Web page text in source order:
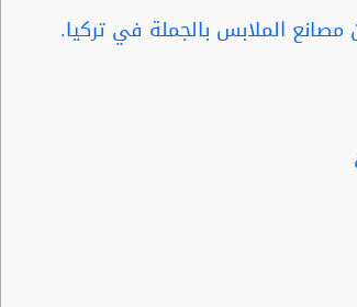
الملابس بالجملة في تركيا.